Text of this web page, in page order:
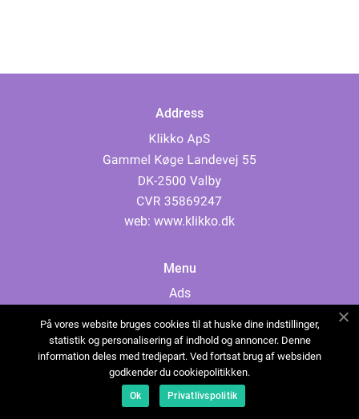
Address
web: www.klikko.dk
Menu
Ads
Cookies
Contact
Sitemap
På vores website bruges cookies til at huske dine indstillinger,
statistik og personalisering af indhold og annoncer. Denne
information deles med tredjepart. Ved fortsat brug af websiden
godkender du cookiepolitikken.
Ok Privatlivspolitik